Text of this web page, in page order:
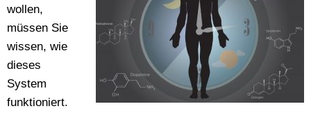
wollen,
müssen Sie
wissen, wie
dieses
System
funktioniert.